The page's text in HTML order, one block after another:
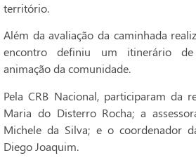
território.
Além da avaliação da caminhada
encontro definiu um itinerário de
animação da comunidade.
Pela CRB Nacional, participaram da
Maria do Disterro Rocha; a
Michele da Silva; e o coordenador
Diego Joaquim.